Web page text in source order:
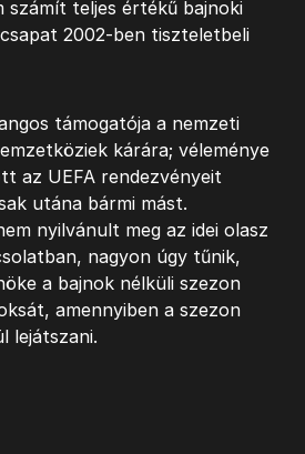
számít teljes értékű bajnoki
2002-ben tiszteletbeli
támogatója a nemzeti
kárára; véleménye
az UEFA rendezvényeit
utána bármi mást.
nyilvánult meg az idei olasz
nagyon úgy tűnik,
a bajnok nélküli szezon
amennyiben a szezon
lejátszani.